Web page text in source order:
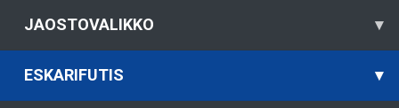
JAOSTOVALIKKO ▾
ESKARIFUTIS ▾